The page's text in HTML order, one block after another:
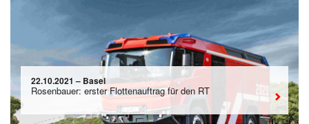
22.10.2021 – Basel
Rosenbauer: erster Flottenauftrag für den RT